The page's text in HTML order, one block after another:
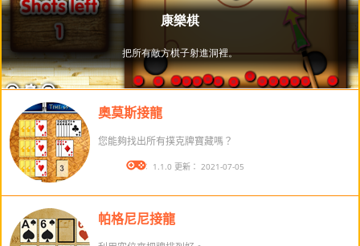
奧莫斯接龍
您能夠找出所有撲克牌寶藏嗎？
版本： 1.1.0 更新： 2021-07-05
帕格尼尼接龍